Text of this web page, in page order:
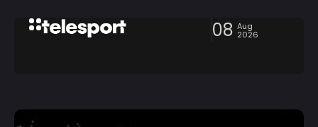
08 Aug
2026